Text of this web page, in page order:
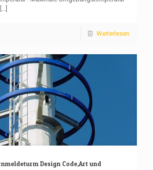
[...]
Weiterlesen
Design Code,Art und